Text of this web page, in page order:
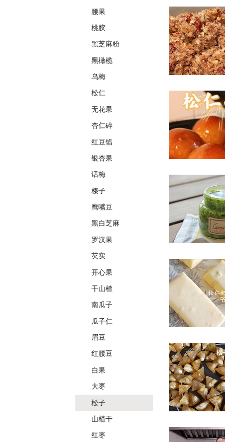
腰果
桃胶
黑芝麻粉
黑橄榄
乌梅
松仁
无花果
杏仁碎
红豆馅
银杏果
话梅
榛子
鹰嘴豆
黑白芝麻
罗汉果
芡实
开心果
干山楂
南瓜子
瓜子仁
眉豆
红腰豆
白果
大枣
松子
山楂干
红枣